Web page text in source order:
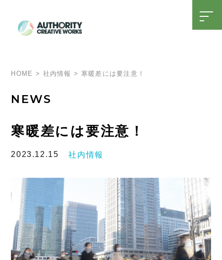
t
g
HOME > 社内情報 > 寒暖差には要注意！
NEWS
寒暖差には要注意！
2023.12.15 社内情報